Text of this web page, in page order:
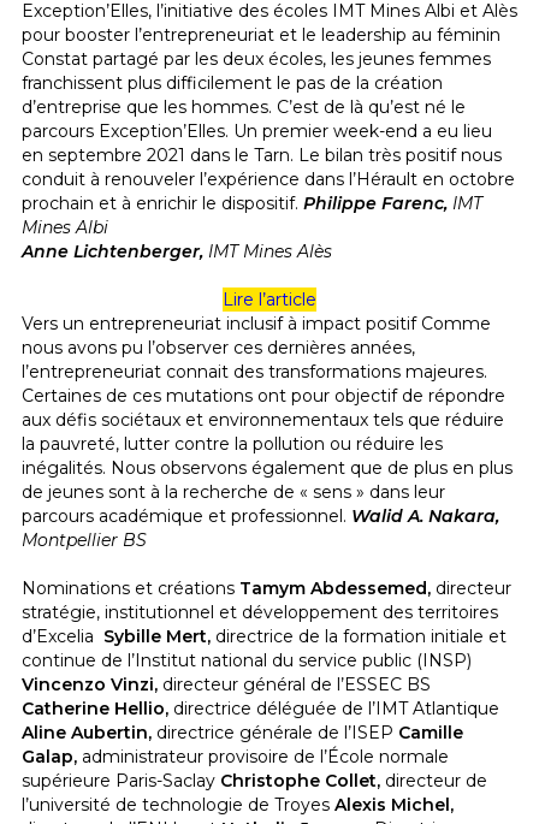
Exception’Elles, l’initiative des écoles IMT Mines Albi et Alès
pour booster l’entrepreneuriat et le leadership au féminin
Constat partagé par les deux écoles, les jeunes femmes
franchissent plus difficilement le pas de la création
d’entreprise que les hommes. C’est de là qu’est né le
parcours Exception’Elles. Un premier week-end a eu lieu
en septembre 2021 dans le Tarn. Le bilan très positif nous
conduit à renouveler l’expérience dans l’Hérault en octobre
prochain et à enrichir le dispositif. Philippe Farenc, IMT
Mines Albi
Anne Lichtenberger, IMT Mines Alès
Lire l’article
Vers un entrepreneuriat inclusif à impact positif Comme
nous avons pu l’observer ces dernières années,
l’entrepreneuriat connait des transformations majeures.
Certaines de ces mutations ont pour objectif de répondre
aux défis sociétaux et environnementaux tels que réduire
la pauvreté, lutter contre la pollution ou réduire les
inégalités. Nous observons également que de plus en plus
de jeunes sont à la recherche de « sens » dans leur
parcours académique et professionnel. Walid A. Nakara,
Montpellier BS
Nominations et créations Tamym Abdessemed, directeur
stratégie, institutionnel et développement des territoires
d’Excelia Sybille Mert, directrice de la formation initiale et
continue de l’Institut national du service public (INSP)
Vincenzo Vinzi, directeur général de l’ESSEC BS
Catherine Hellio, directrice déléguée de l’IMT Atlantique
Aline Aubertin, directrice générale de l’ISEP Camille
Galap, administrateur provisoire de l’École normale
supérieure Paris-Saclay Christophe Collet, directeur de
l’université de technologie de Troyes Alexis Michel,